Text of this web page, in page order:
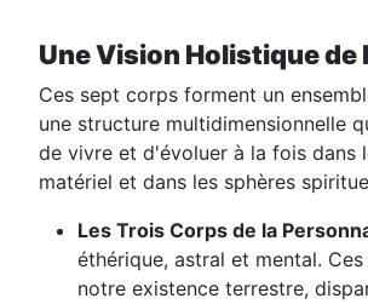
Une Vision Holistique de
Ces sept corps forment un
une structure multidimensionnelle
de vivre et d'évoluer à la fois dans
matériel et dans les sphères
Les Trois Corps de la
éthérique, astral et mental.
notre existence terrestre,